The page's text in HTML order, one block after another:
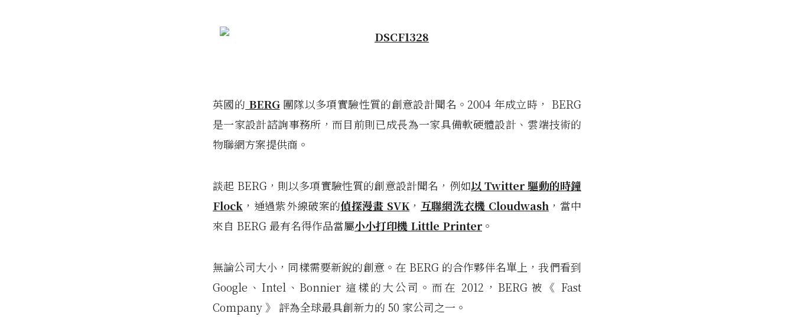
英國的 BERG團隊以多項實驗性質的創意設計聞名。 2004 年成立時， BERG
是一家設計諮詢事務所，而目前則已成長為一家具備軟硬體設計、雲端技術的
物聯網方案提供商。
談起 BERG，則以多項實驗性質的創意設計聞名， 例如以 Twitter 驅動的時鐘
Flock ，通過紫外線破案的偵探漫畫 SVK ， 互聯網洗衣機 Cloudwash ，當中
來自 BERG 最有名得作品當屬小小打印機 Little Printer 。
無論公司大小，同樣需要新銳的創意。 在 BERG 的合作夥伴名單上，我們看到
Google、Intel、Bonnier 這樣的大公司。而在 2012，BERG 被《 Fast
Company 》 評為全球最具創新力的 50 家公司之一。